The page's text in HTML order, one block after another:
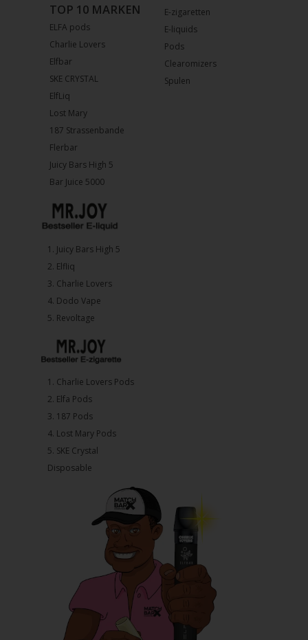
E-zigaretten
E-liquids
Pods
Clearomizers
Spulen
TOP 10 MARKEN
ELFA pods
Charlie Lovers
Elfbar
SKE CRYSTAL
ElfLiq
Lost Mary
187 Strassenbande
Flerbar
Juicy Bars High 5
Bar Juice 5000
1.⁠ ⁠Juicy Bars High 5
2.⁠ ⁠⁠Elfliq
3.⁠ ⁠⁠Charlie Lovers
4.⁠ ⁠⁠Dodo Vape
5. ⁠Revoltage
1.⁠ ⁠Charlie Lovers Pods
2.⁠ ⁠⁠Elfa Pods
3.⁠ ⁠⁠187 Pods
4.⁠ ⁠⁠Lost Mary Pods
5.⁠ ⁠⁠SKE Crystal
Disposable